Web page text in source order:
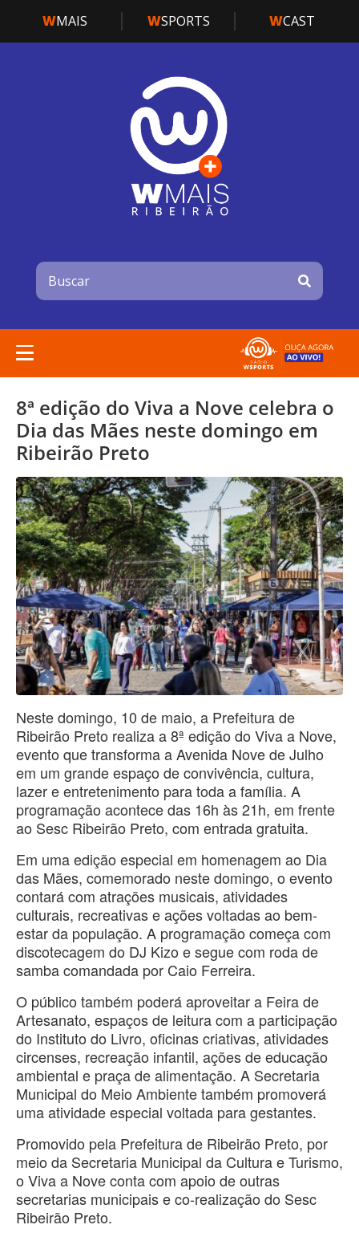
WMAIS WSPORTS WCAST
8ª edição do Viva a Nove celebra o
Dia das Mães neste domingo em
Ribeirão Preto
Neste domingo, 10 de maio, a Prefeitura de
Ribeirão Preto realiza a 8ª edição do Viva a Nove,
evento que transforma a Avenida Nove de Julho
em um grande espaço de convivência, cultura,
lazer e entretenimento para toda a família. A
programação acontece das 16h às 21h, em frente
ao Sesc Ribeirão Preto, com entrada gratuita.
Em uma edição especial em homenagem ao Dia
das Mães, comemorado neste domingo, o evento
contará com atrações musicais, atividades
culturais, recreativas e ações voltadas ao bem-
estar da população. A programação começa com
discotecagem do DJ Kizo e segue com roda de
samba comandada por Caio Ferreira.
O público também poderá aproveitar a Feira de
Artesanato, espaços de leitura com a participação
do Instituto do Livro, oficinas criativas, atividades
circenses, recreação infantil, ações de educação
ambiental e praça de alimentação. A Secretaria
Municipal do Meio Ambiente também promoverá
uma atividade especial voltada para gestantes.
Promovido pela Prefeitura de Ribeirão Preto, por
meio da Secretaria Municipal da Cultura e Turismo,
o Viva a Nove conta com apoio de outras
secretarias municipais e co-realização do Sesc
Ribeirão Preto.